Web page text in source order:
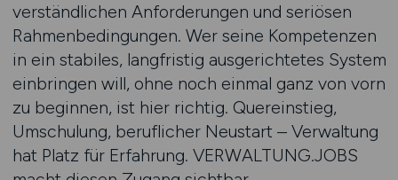
verständlichen Anforderungen und seriösen
Rahmenbedingungen. Wer seine Kompetenzen
in ein stabiles, langfristig ausgerichtetes System
einbringen will, ohne noch einmal ganz von vorn
zu beginnen, ist hier richtig. Quereinstieg,
Umschulung, beruflicher Neustart – Verwaltung
hat Platz für Erfahrung. VERWALTUNG.JOBS